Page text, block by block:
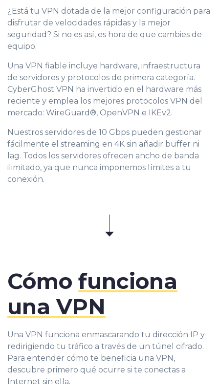
¿Está tu VPN dotada de la mejor configuración para
disfrutar de velocidades rápidas y la mejor
seguridad? Si no es así, es hora de que cambies de
equipo.
Una VPN fiable incluye hardware, infraestructura
de servidores y protocolos de primera categoría.
CyberGhost VPN ha invertido en el hardware más
reciente y emplea los mejores protocolos VPN del
mercado: WireGuard®, OpenVPN e IKEv2.
Nuestros servidores de 10 Gbps pueden gestionar
fácilmente el streaming en 4K sin añadir buffer ni
lag. Todos los servidores ofrecen ancho de banda
ilimitado, ya que nunca imponemos límites a tu
conexión.
Cómo funciona
una VPN
Una VPN funciona enmascarando tu dirección IP y
redirigiendo tu tráfico a través de un túnel cifrado.
Para entender cómo te beneficia una VPN,
descubre primero qué ocurre si te conectas a
Internet sin ella.